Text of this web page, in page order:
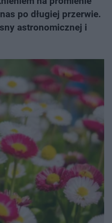
po długiej przerwie.
astronomicznej i